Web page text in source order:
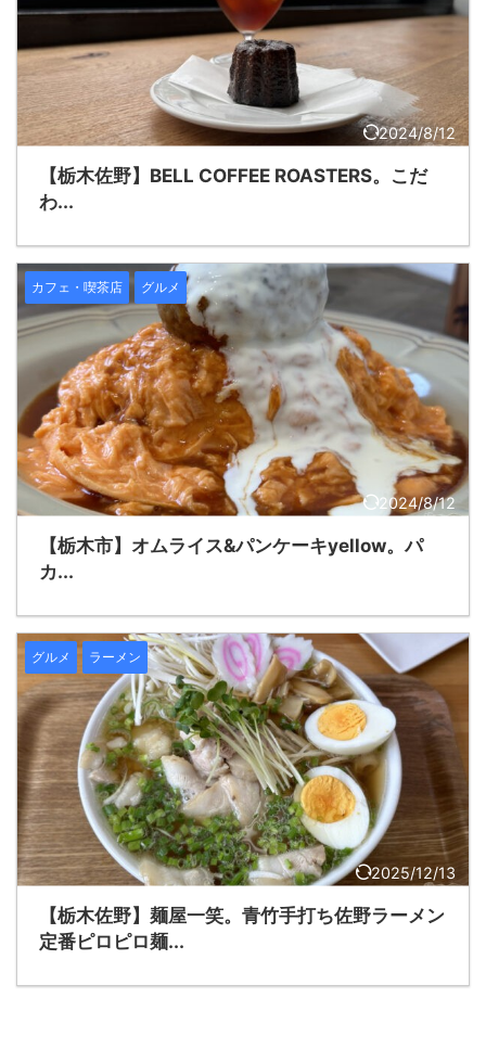
2024/8/12
【栃木佐野】BELL COFFEE ROASTERS。こだ
わ...
2024/8/12
カフェ・喫茶店 グルメ
【栃木市】オムライス&パンケーキyellow。パ
カ...
2025/12/13
グルメ ラーメン
【栃木佐野】麺屋一笑。青竹手打ち佐野ラーメン
定番ピロピロ麺...